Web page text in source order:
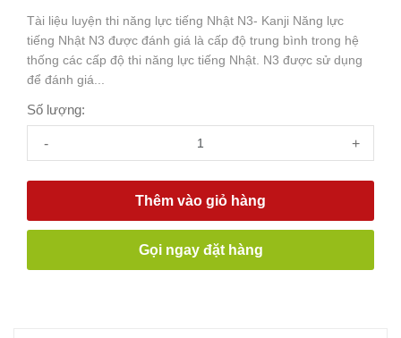
Tài liệu luyện thi năng lực tiếng Nhật N3- Kanji Năng lực
tiếng Nhật N3 được đánh giá là cấp độ trung bình trong hệ
thống các cấp độ thi năng lực tiếng Nhật. N3 được sử dụng
để đánh giá...
Số lượng:
- +
Thêm vào giỏ hàng
Gọi ngay đặt hàng